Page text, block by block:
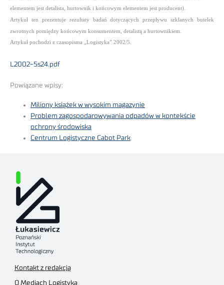
elementem jest detalista, hurtownik i końcowym elementem jest producent).
Artykuł ten prezentuje rezultaty badań dotyczących przepływu szklanych butelek
zwrotnych pomiędzy końcowym konsumentem, detalistą a hurtownikiem.
Artykuł pochodzi z czasopisma „Logistyka” 2002/5.
L2002-5s24.pdf
Powiązane wpisy:
Miliony książek w wysokim magazynie
Problem zagospodarowywania odpadów w kontekście
ochrony środowiska
Centrum Logistyczne Cabot Park
Kontakt z redakcją
O Mediach Logistyka